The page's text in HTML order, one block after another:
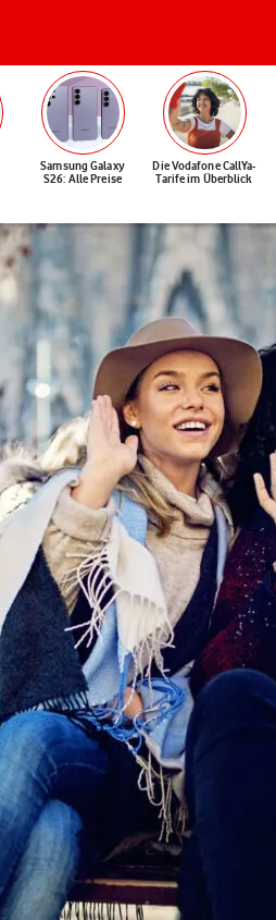
Samsung Galaxy
S26: Alle Preise
Die Vodafone CallYa-
Tarife im Überblick